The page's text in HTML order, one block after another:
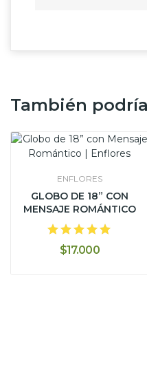
También
ENFLORES
GLOBO DE 18” CON
MENSAJE ROMÁNTICO
$17.000